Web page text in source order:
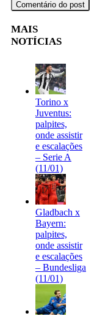
MAIS
NOTÍCIAS
Torino x
Juventus:
palpites,
onde assistir
e escalações
– Serie A
(11/01)
Gladbach x
Bayern:
palpites,
onde assistir
e escalações
– Bundesliga
(11/01)